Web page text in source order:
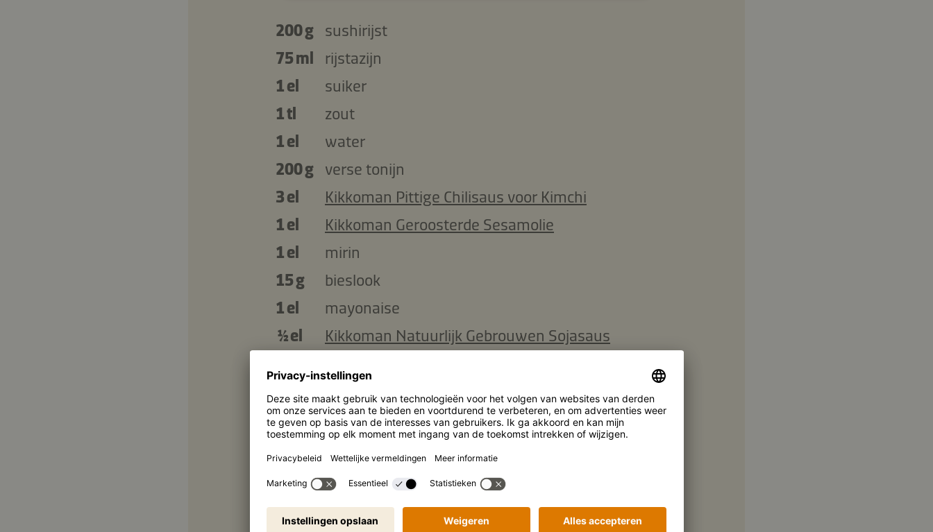
200 g sushirijst
75 ml
rijstazijn
1 el
suiker
1 tl
zout
1 el
water
200 g verse tonijn
3 el
Kikkoman Pittige Chilisaus voor Kimchi
1 el
Kikkoman Geroosterde Sesamolie
1 el
mirin
15 g
bieslook
1 el
mayonaise
½ el
Kikkoman Natuurlijk Gebrouwen Sojasaus
1 el
geroosterde sesamzaadjes
50 ml olie om te frituren